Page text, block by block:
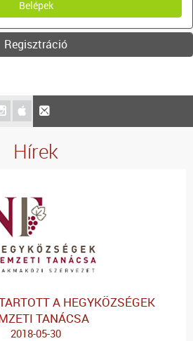
Regisztráció
Hírek
A HEGYKÖZSÉGEK
TANÁCSA
2018-05-30